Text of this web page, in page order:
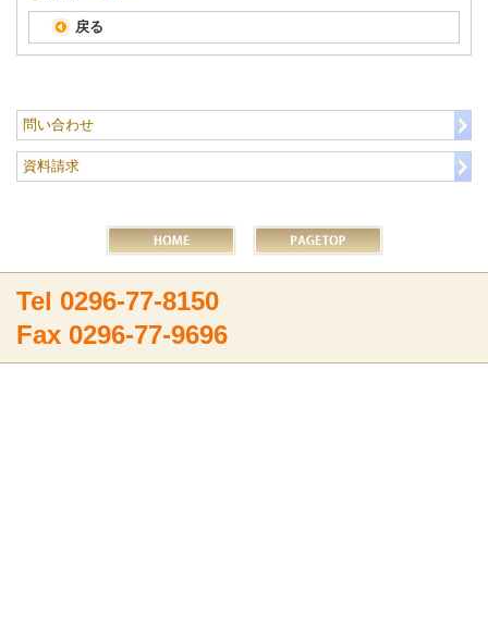
戻る
問い合わせ
資料請求
Tel 0296-77-8150
Fax 0296-77-9696